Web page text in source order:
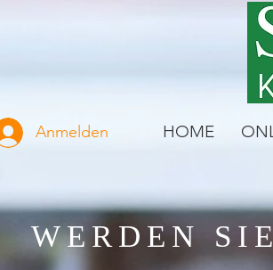
HOME
Anmelden
WERDEN